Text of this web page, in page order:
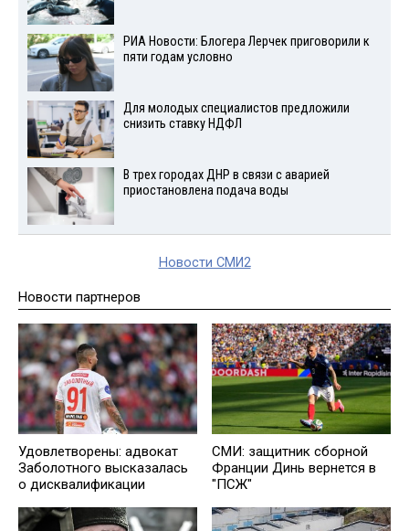
РИА Новости: Блогера Лерчек приговорили к
пяти годам условно
Для молодых специалистов предложили
снизить ставку НДФЛ
В трех городах ДНР в связи с аварией
приостановлена подача воды
Новости СМИ2
Новости партнеров
Удовлетворены: адвокат
Заболотного высказалась
о дисквалификации
СМИ: защитник сборной
Франции Динь вернется в
"ПСЖ"